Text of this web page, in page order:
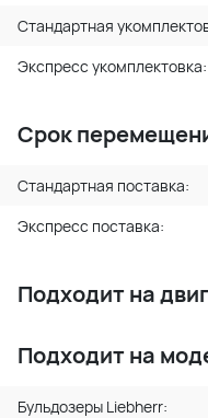
Стандартная
Экспресс укомплектовка:
Срок
Стандартная поставка:
Экспресс поставка:
Подходит на
Подходит на
Бульдозеры Liebherr: